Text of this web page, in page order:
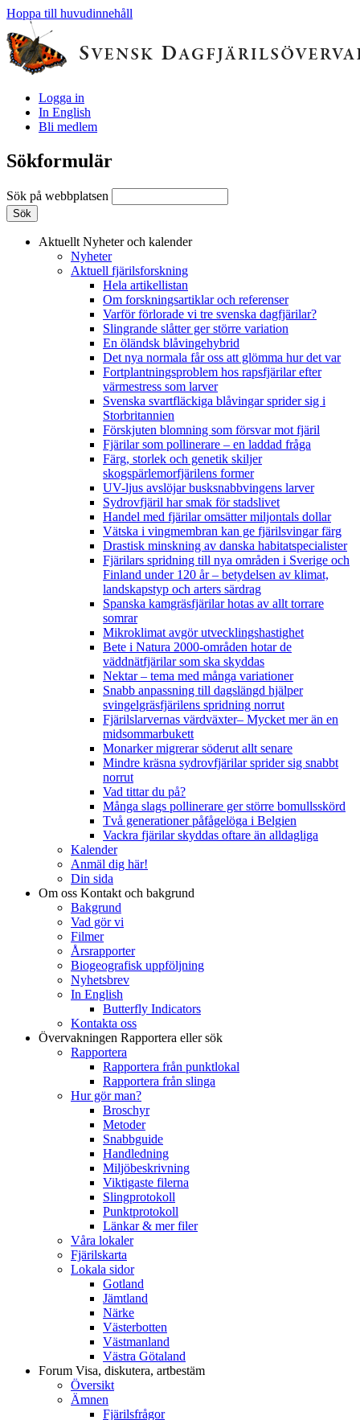
Hoppa till huvudinnehåll
Logga in
In English
Bli medlem
Sökformulär
Sök på webbplatsen
Aktuellt Nyheter och kalender
Nyheter
Aktuell fjärilsforskning
Hela artikellistan
Om forskningsartiklar och referenser
Varför förlorade vi tre svenska dagfjärilar?
Slingrande slåtter ger större variation
En öländsk blåvingehybrid
Det nya normala får oss att glömma hur det var
Fortplantningsproblem hos rapsfjärilar efter
värmestress som larver
Svenska svartfläckiga blåvingar sprider sig i
Storbritannien
Förskjuten blomning som försvar mot fjäril
Fjärilar som pollinerare – en laddad fråga
Färg, storlek och genetik skiljer
skogspärlemorfjärilens former
UV-ljus avslöjar busksnabbvingens larver
Sydrovfjäril har smak för stadslivet
Handel med fjärilar omsätter miljontals dollar
Vätska i vingmembran kan ge fjärilsvingar färg
Drastisk minskning av danska habitatspecialister
Fjärilars spridning till nya områden i Sverige och
Finland under 120 år– betydelsen av klimat,
landskapstyp och arters särdrag
Spanska kamgräsfjärilar hotas av allt torrare
somrar
Mikroklimat avgör utvecklingshastighet
Bete i Natura 2000-områden hotar de
väddnätfjärilar som ska skyddas
Nektar – tema med många variationer
Snabb anpassning till dagslängd hjälper
svingelgräsfjärilens spridning norrut
Fjärilslarvernas värdväxter– Mycket mer än en
midsommarbukett
Monarker migrerar söderut allt senare
Mindre kräsna sydrovfjärilar sprider sig snabbt
norrut
Vad tittar du på?
Många slags pollinerare ger större bomullsskörd
Två generationer påfågelöga i Belgien
Vackra fjärilar skyddas oftare än alldagliga
Kalender
Anmäl dig här!
Din sida
Om oss Kontakt och bakgrund
Bakgrund
Vad gör vi
Filmer
Årsrapporter
Biogeografisk uppföljning
Nyhetsbrev
In English
Butterfly Indicators
Kontakta oss
Övervakningen Rapportera eller sök
Rapportera
Rapportera från punktlokal
Rapportera från slinga
Hur gör man?
Broschyr
Metoder
Snabbguide
Handledning
Miljöbeskrivning
Viktigaste filerna
Slingprotokoll
Punktprotokoll
Länkar & mer filer
Våra lokaler
Fjärilskarta
Lokala sidor
Gotland
Jämtland
Närke
Västerbotten
Västmanland
Västra Götaland
Forum Visa, diskutera, artbestäm
Översikt
Ämnen
Fjärilsfrågor